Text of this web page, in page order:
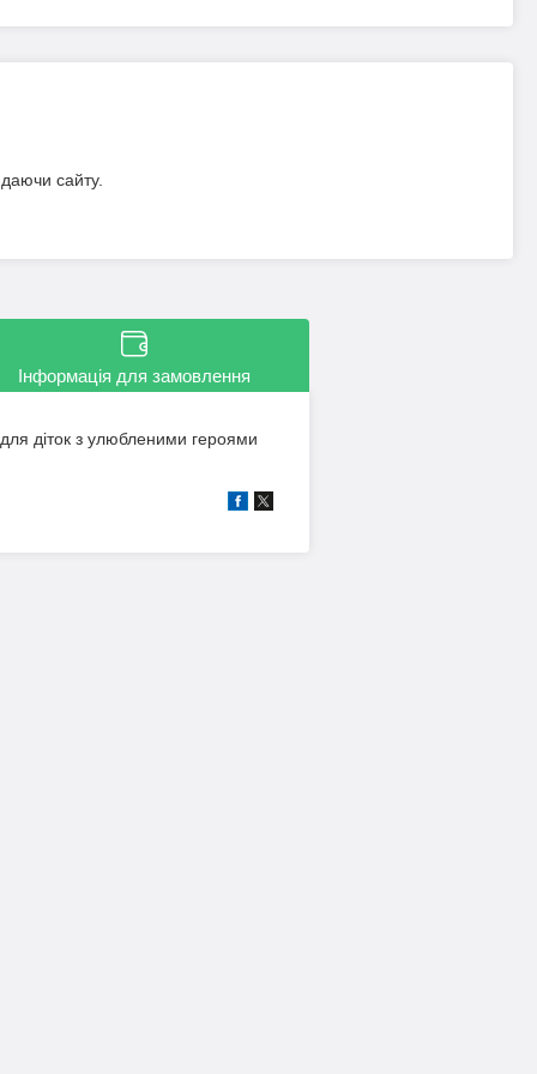
сайту.
Інформація для замовлення
діток з улюбленими героями